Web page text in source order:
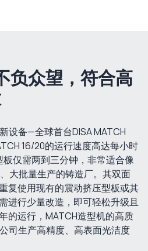
负众望，符合高
设备—全球首台DISA MATCH
16/20的运行速度高达每小时
仅需两到三分钟，非常适合像
大批量生产的铸造厂。其双面
复使用现有的震动挤压型板或其
进行少量改造，即可轻松升级且
的运行，MATCH造型机的高质
司生产高精度、高表面光洁度